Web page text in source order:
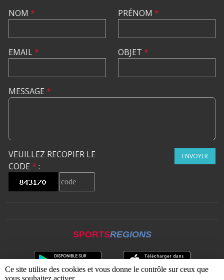
NOM *
EMAIL*
PRÉNOM *
OBJET *
MESSAGE *
VEUILLEZ RECOPIER LE
CODE * :
ENVOYER
SPORTSREGIONS
Ce site utilise des cookies et vous donne le contrôle sur ceux que
vous souhaitez activer